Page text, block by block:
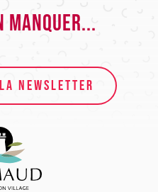
manquer...
NEWSLETTER